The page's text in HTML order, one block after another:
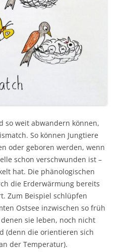
so weit abwandern können,
So können Jungtiere
oder geboren werden, wenn
schon verschwunden ist –
hat. Die phänologischen
die Erderwärmung bereits
Zum Beispiel schlüpfen
Ostsee inzwischen so früh
sie leben, noch nicht
(denn die orientieren sich
der Temperatur).